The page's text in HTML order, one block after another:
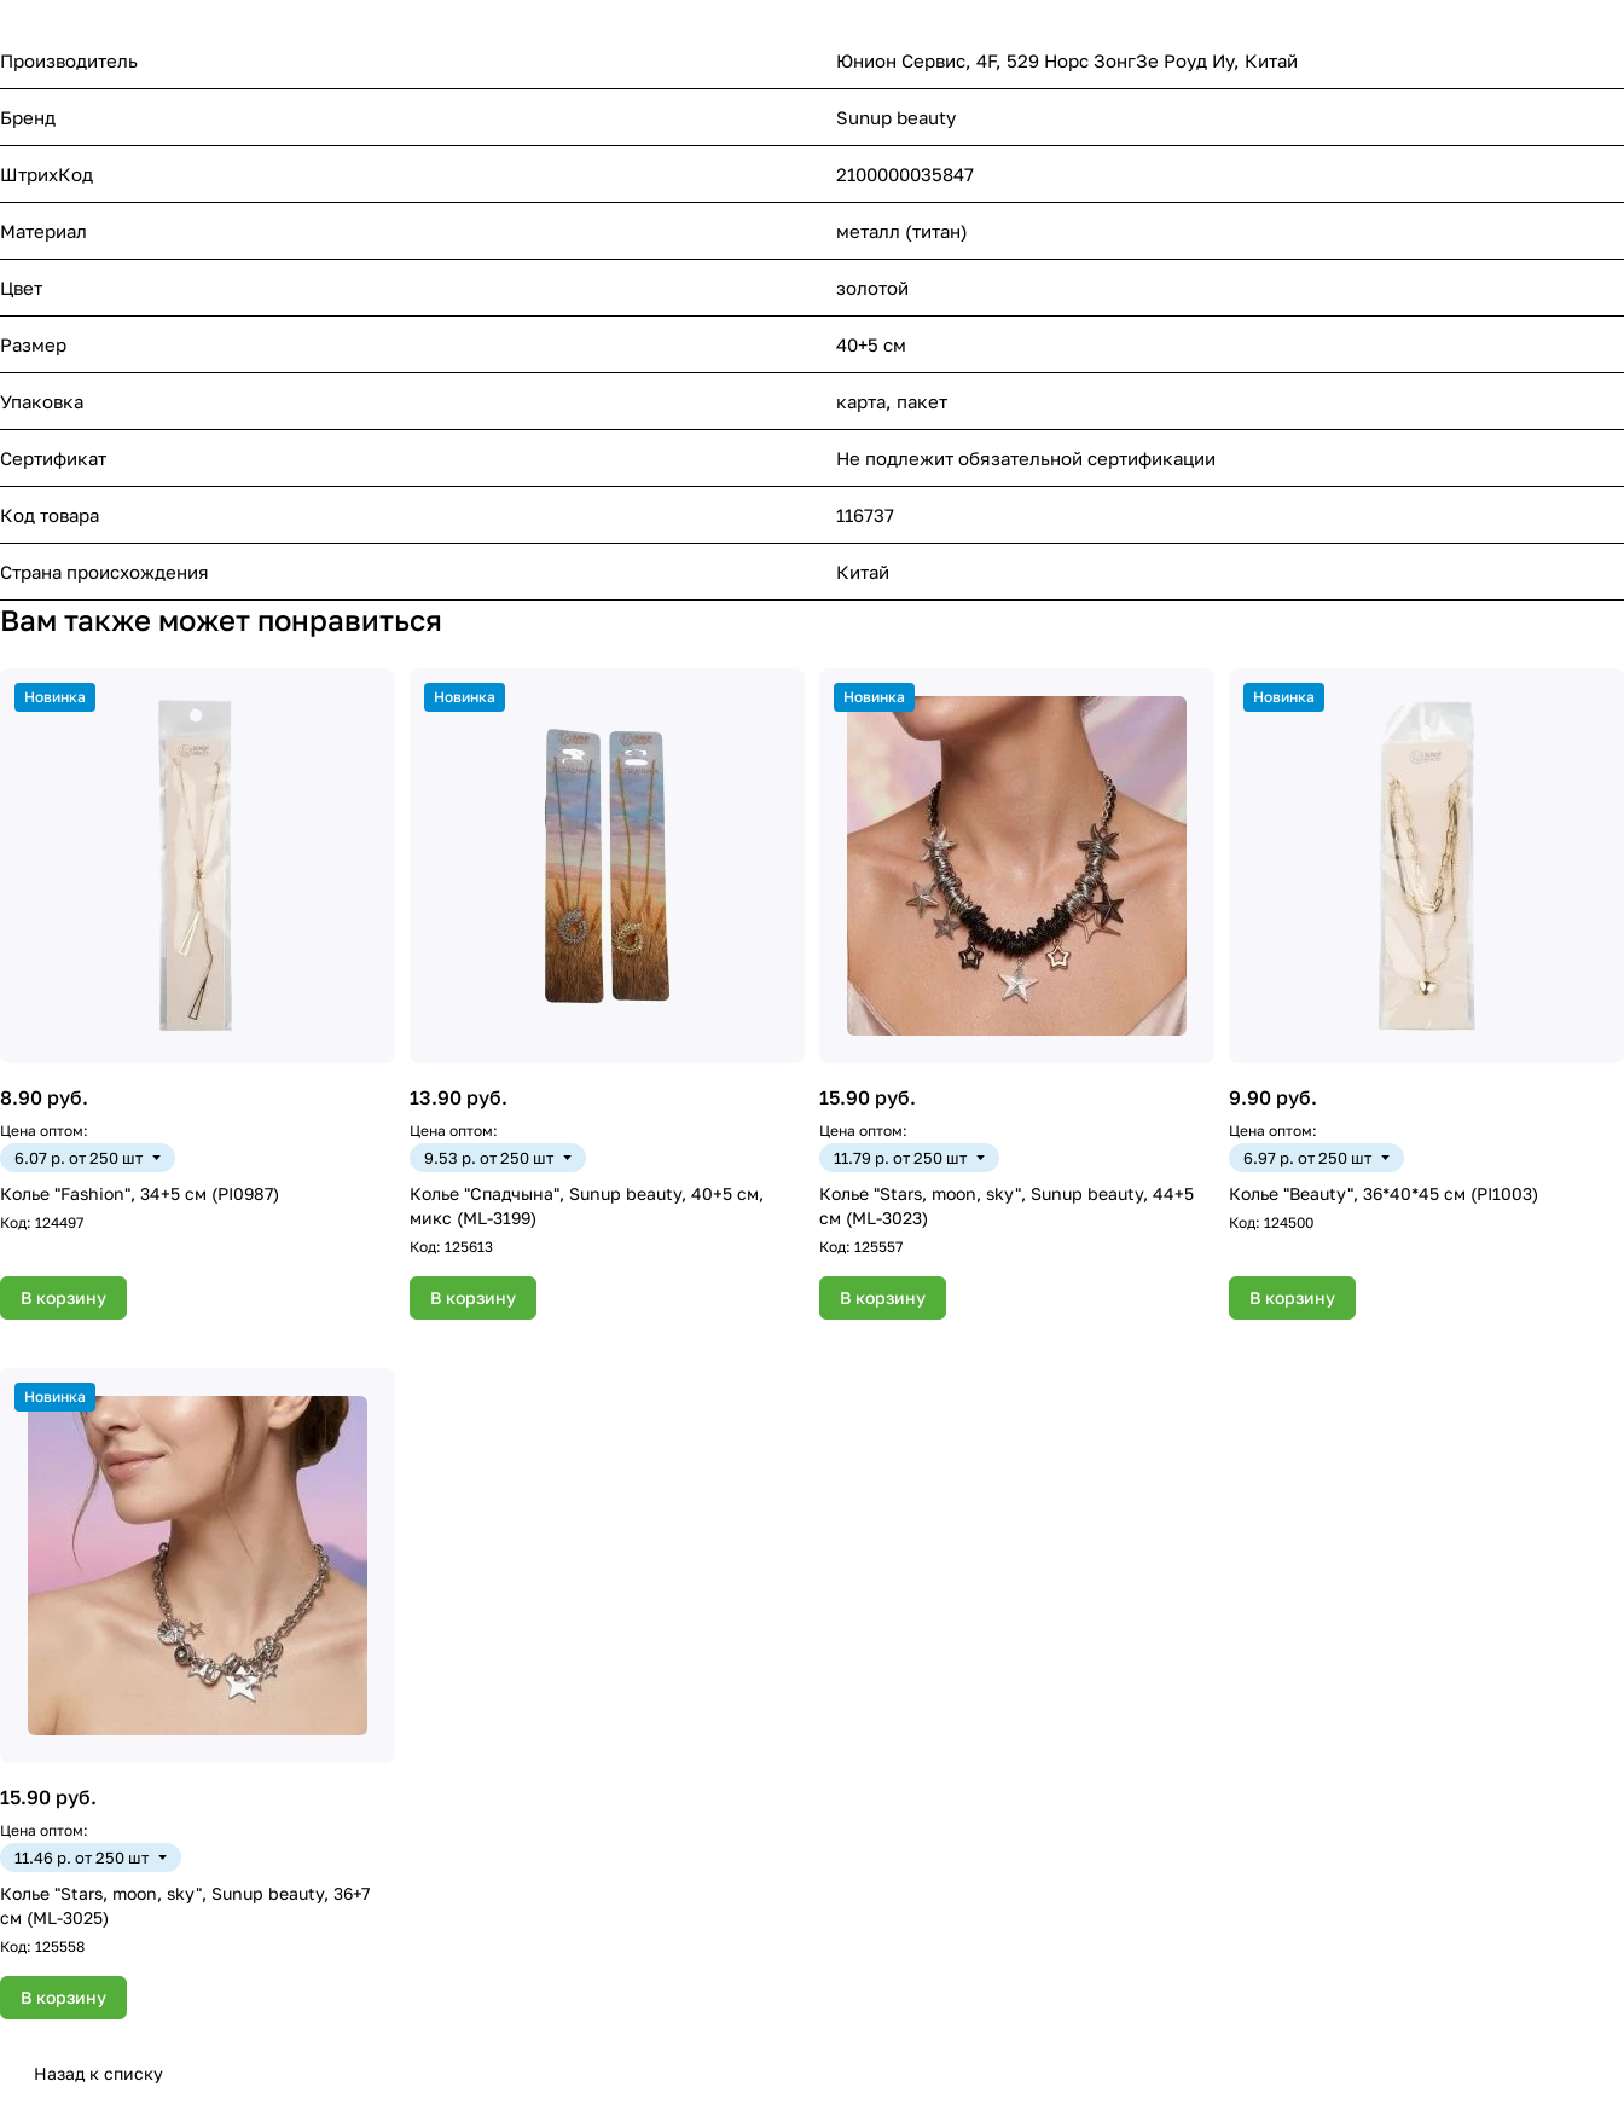
Производитель Юнион Сервис, 4F, 529 Норс ЗонгЗе Роуд Иу, Китай
Бренд Sunup beauty
ШтрихКод 2100000035847
Материал металл (титан)
Цвет золотой
Размер 40+5 см
Упаковка карта, пакет
Сертификат Не подлежит обязательной сертификации
Код товара 116737
Страна происхождения Китай
Вам также может понравиться
Новинка
8.90 руб.
Цена оптом:
6.07 р. от 250 шт
Колье "Fashion", 34+5 см (PI0987)
Код: 124497
В корзину
Новинка
13.90 руб.
Цена оптом:
9.53 р. от 250 шт
Колье "Спадчына", Sunup beauty, 40+5 см,
микс (ML-3199)
Код: 125613
В корзину
Новинка
15.90 руб.
Цена оптом:
11.79 р. от 250 шт
Колье "Stars, moon, sky", Sunup beauty, 44+5
см (ML-3023)
Код: 125557
В корзину
Новинка
9.90 руб.
Цена оптом:
6.97 р. от 250 шт
Колье "Beauty", 36*40*45 см (PI1003)
Код: 124500
В корзину
Новинка
15.90 руб.
Цена оптом:
11.46 р. от 250 шт
Колье "Stars, moon, sky", Sunup beauty, 36+7
см (ML-3025)
Код: 125558
В корзину
Назад к списку